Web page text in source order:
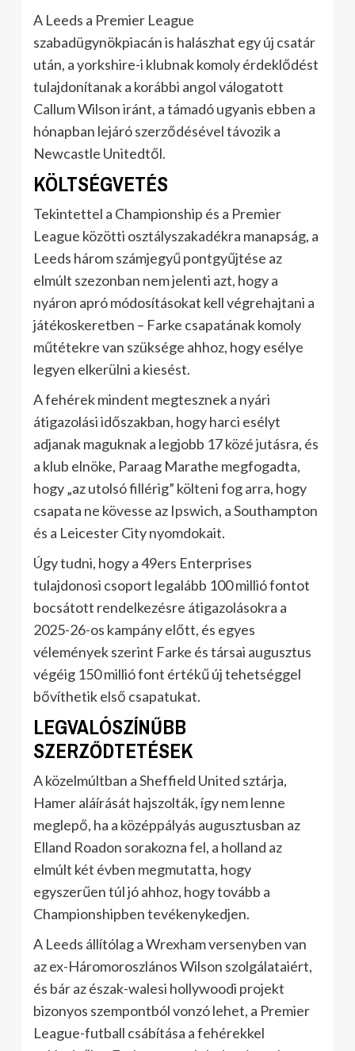
A Leeds a Premier League
szabadügynökpiacán is halászhat egy új csatár
után, a yorkshire-i klubnak komoly érdeklődést
tulajdonítanak a korábbi angol válogatott
Callum Wilson iránt, a támadó ugyanis ebben a
hónapban lejáró szerződésével távozik a
Newcastle Unitedtől.
KÖLTSÉGVETÉS
Tekintettel a Championship és a Premier
League közötti osztályszakadékra manapság, a
Leeds három számjegyű pontgyűjtése az
elmúlt szezonban nem jelenti azt, hogy a
nyáron apró módosításokat kell végrehajtani a
játékoskeretben – Farke csapatának komoly
műtétekre van szüksége ahhoz, hogy esélye
legyen elkerülni a kiesést.
A fehérek mindent megtesznek a nyári
átigazolási időszakban, hogy harci esélyt
adjanak maguknak a legjobb 17 közé jutásra, és
a klub elnöke, Paraag Marathe megfogadta,
hogy „az utolsó fillérig” költeni fog arra, hogy
csapata ne kövesse az Ipswich, a Southampton
és a Leicester City nyomdokait.
Úgy tudni, hogy a 49ers Enterprises
tulajdonosi csoport legalább 100 millió fontot
bocsátott rendelkezésre átigazolásokra a
2025-26-os kampány előtt, és egyes
vélemények szerint Farke és társai augusztus
végéig 150 millió font értékű új tehetséggel
bővíthetik első csapatukat.
LEGVALÓSZÍNŰBB
SZERZŐDTETÉSEK
A közelmúltban a Sheffield United sztárja,
Hamer aláírását hajszolták, így nem lenne
meglepő, ha a középpályás augusztusban az
Elland Roadon sorakozna fel, a holland az
elmúlt két évben megmutatta, hogy
egyszerűen túl jó ahhoz, hogy tovább a
Championshipben tevékenykedjen.
A Leeds állítólag a Wrexham versenyben van
az ex-Háromoroszlános Wilson szolgálataiért,
és bár az észak-walesi hollywoodi projekt
bizonyos szempontból vonzó lehet, a Premier
League-futball csábítása a fehérekkel